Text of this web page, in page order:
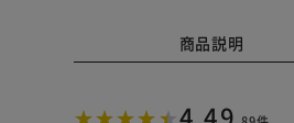
商品説明
4.49